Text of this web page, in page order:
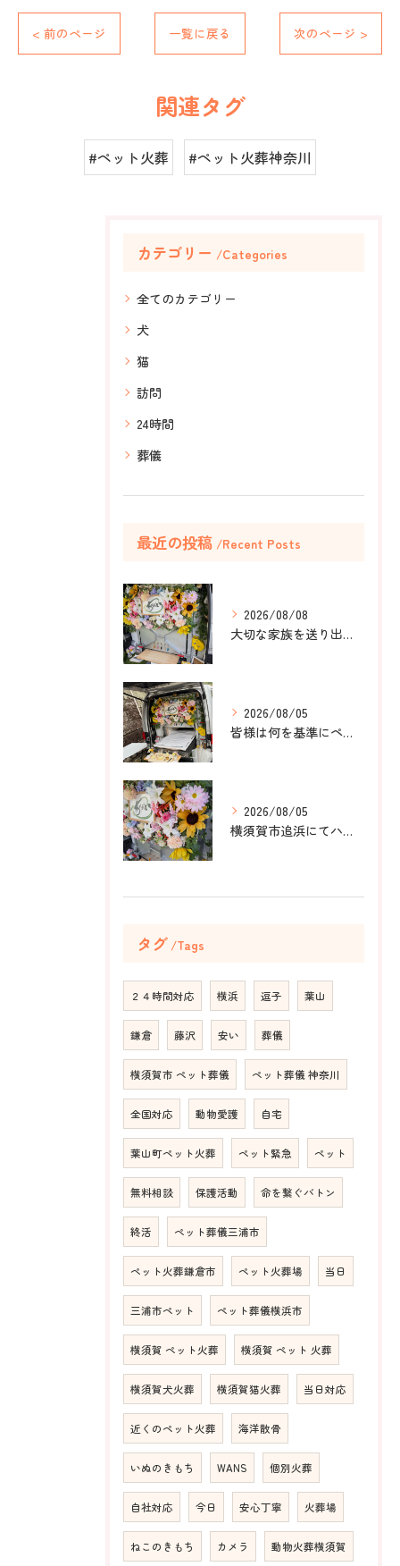
< 前のページ 一覧に戻る 次のページ >
関連タグ
#ペット火葬 #ペット火葬神奈川
カテゴリー Categories
全てのカテゴリー
犬
猫
訪問
24時間
葬儀
最近の投稿 Recent Posts
2026/08/08
大切な家族を送り出すお手伝いをしました。
2026/08/05
皆様は何を基準にペット葬儀社を選びますか？
2026/08/05
横須賀市追浜にてハムスターのみかんちゃんのペット火葬のお手伝...
タグ Tags
２４時間対応 横浜 逗子 葉山
鎌倉 藤沢 安い 葬儀
横須賀市 ペット葬儀 ペット葬儀 神奈川
全国対応 動物愛護 自宅
葉山町ペット火葬 ペット緊急 ペット
無料相談 保護活動 命を繋ぐバトン
終活 ペット葬儀三浦市
ペット火葬鎌倉市 ペット火葬場 当日
三浦市ペット ペット葬儀横浜市
横須賀 ペット火葬 横須賀 ペット 火葬
横須賀犬火葬 横須賀猫火葬 当日対応
近くのペット火葬 海洋散骨
いぬのきもち WANS 個別火葬
自社対応 今日 安心丁寧 火葬場
ねこのきもち カメラ 動物火葬横須賀